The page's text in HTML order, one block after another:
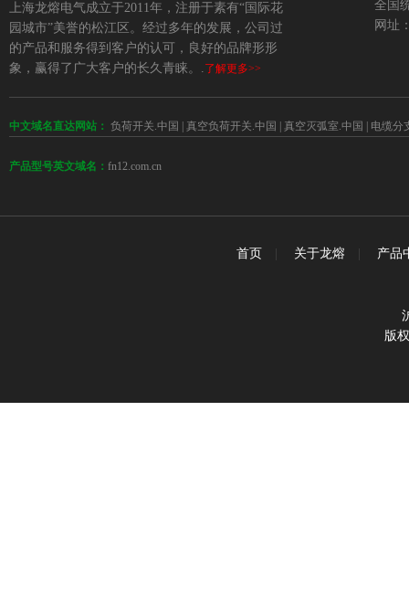
上海龙熔电气成立于2011年，注册于素有“国际花
园城市”美誉的松江区。经过多年的发展，公司过
的产品和服务得到客户的认可，良好的品牌形形
象，赢得了广大客户的长久青睐。.了解更多>>
全国
网址
中文域名直达网站： 负荷开关.中国 真空负荷开关.中国 真空灭弧室.中国 电缆分
产品型号英文域名： fn12.com.cn
首页 关于龙熔 产品
版